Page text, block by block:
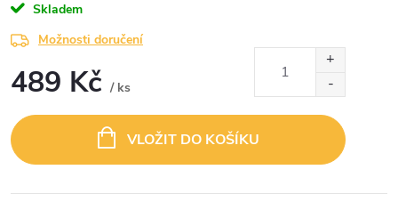
Skladem
Možnosti doručení
489 Kč / ks
cena:
VLOŽIT DO KOŠÍKU